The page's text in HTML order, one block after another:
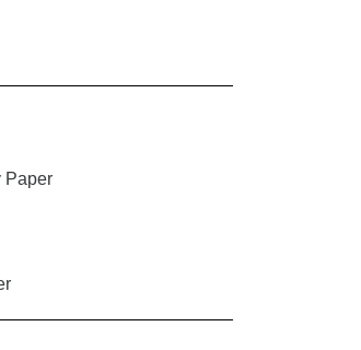
Paper